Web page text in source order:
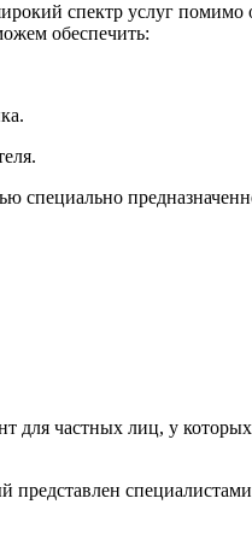
спектр услуг
обеспечить:
специально
частных лиц, у
представлен